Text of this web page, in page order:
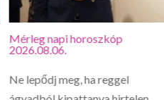
Mérleg napi horoszkóp
2026.08.06.
Ne lepődj meg, ha reggel